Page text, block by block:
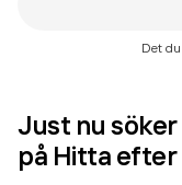
Det
Just nu
på Hitta efter